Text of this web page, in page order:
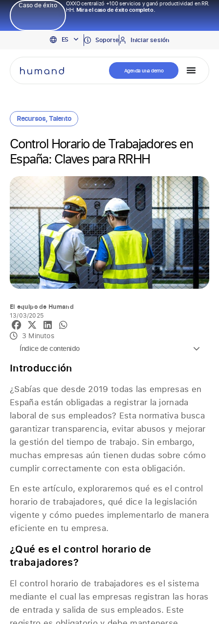
Caso de éxito
OXXO centralizó +100 servicios y ganó productividad en RR.
HH.Mira el caso de éxito completo.
ES
EN
PT
Soporte Iniciar sesión
Agenda una demo
Recursos,Talento
Control Horario de Trabajadores en
España: Claves para RRHH
El equipo de Humand
13/03/2025
3 Minutos
Índice de contenido
Introducción
¿Sabías que desde 2019 todas las empresas en
España están obligadas a registrar la jornada
laboral de sus empleados? Esta normativa busca
garantizar transparencia, evitar abusos y mejorar
la gestión del tiempo de trabajo. Sin embargo,
muchas empresas aún tienen dudas sobre cómo
cumplir correctamente con esta obligación.
En este artículo, exploraremos qué es el control
horario de trabajadores, qué dice la legislación
vigente y cómo puedes implementarlo de manera
eficiente en tu empresa.
¿Qué es el control horario de
trabajadores?
El control horario de trabajadores es el sistema
mediante el cual las empresas registran las horas
de entrada y salida de sus empleados. Este